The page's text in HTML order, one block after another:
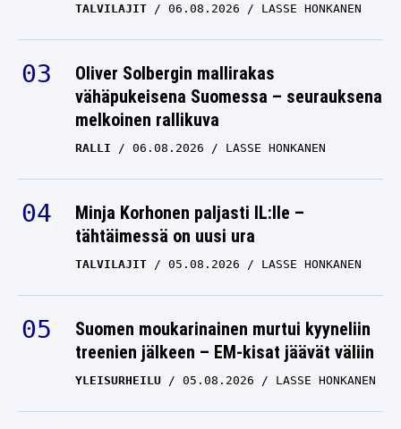
TALVILAJIT 06.08.2026 LASSE HONKANEN
Oliver Solbergin mallirakas
vähäpukeisena Suomessa – seurauksena
melkoinen rallikuva
RALLI 06.08.2026 LASSE HONKANEN
Minja Korhonen paljasti IL:lle –
tähtäimessä on uusi ura
TALVILAJIT 05.08.2026 LASSE HONKANEN
Suomen moukarinainen murtui kyyneliin
treenien jälkeen – EM-kisat jäävät väliin
YLEISURHEILU 05.08.2026 LASSE HONKANEN